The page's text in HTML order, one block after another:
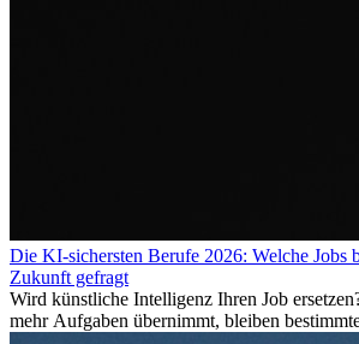
Die KI-sichersten Berufe 2026: Welche Jobs
Zukunft gefragt
Wird künstliche Intelligenz Ihren Job
mehr Aufgaben übernimmt, bleiben